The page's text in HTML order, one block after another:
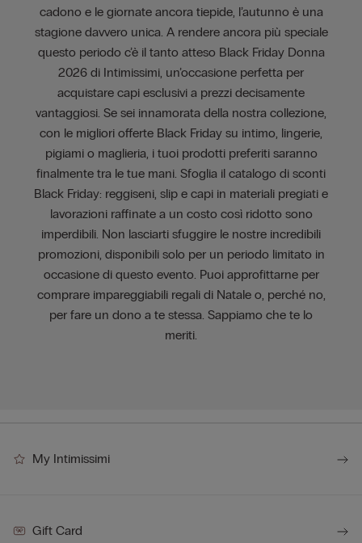
cadono e le giornate ancora tiepide, l’autunno è una
stagione davvero unica. A rendere ancora più speciale
questo periodo c’è il tanto atteso Black Friday Donna
2026 di Intimissimi, un’occasione perfetta per
acquistare capi esclusivi a prezzi decisamente
vantaggiosi. Se sei innamorata della nostra collezione,
con le migliori offerte Black Friday su intimo, lingerie,
pigiami o maglieria, i tuoi prodotti preferiti saranno
finalmente tra le tue mani. Sfoglia il catalogo di sconti
Black Friday: reggiseni, slip e capi in materiali pregiati e
lavorazioni raffinate a un costo così ridotto sono
imperdibili. Non lasciarti sfuggire le nostre incredibili
promozioni, disponibili solo per un periodo limitato in
occasione di questo evento. Puoi approfittarne per
comprare impareggiabili regali di Natale o, perché no,
per fare un dono a te stessa. Sappiamo che te lo
meriti.
My Intimissimi
Gift Card